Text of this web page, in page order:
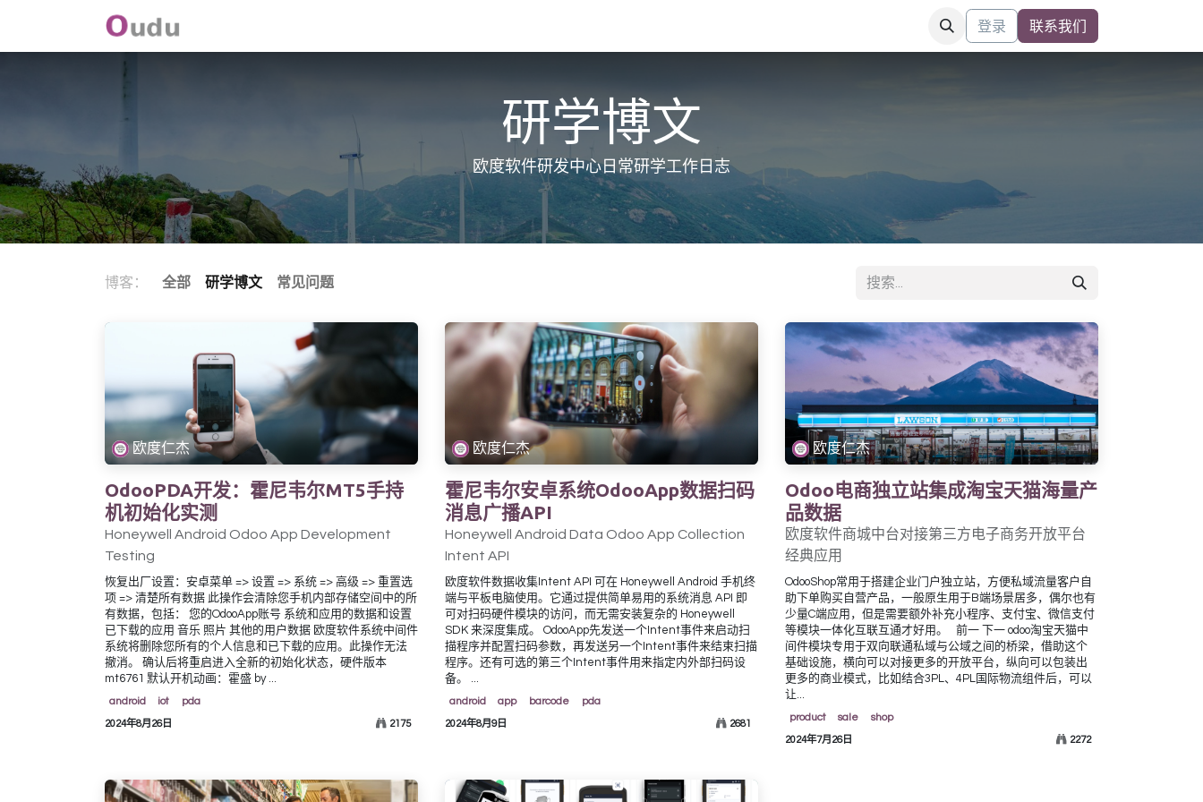
登录 联系我们
研学博文
欧度软件研发中心日常研学工作日志
博客： 全部 研学博文 常见问题
欧度仁杰
OdooPDA开发：霍尼韦尔MT5手持
机初始化实测
Honeywell Android Odoo App Development
Testing
恢复出厂设置：安卓菜单 => 设置 => 系统 => 高级 => 重置选
项 => 清楚所有数据 此操作会清除您手机内部存储空间中的所
有数据，包括： 您的OdooApp账号 系统和应用的数据和设置
已下载的应用 音乐 照片 其他的用户数据 欧度软件系统中间件
系统将删除您所有的个人信息和已下载的应用。此操作无法
撤消。 确认后将重启进入全新的初始化状态，硬件版本
mt6761 默认开机动画：霍盛 by ...
android iot pda
2024年8月26日 2175
欧度仁杰
霍尼韦尔安卓系统OdooApp数据扫码
消息广播API
Honeywell Android Data Odoo App Collection
Intent API
欧度软件数据收集Intent API 可在 Honeywell Android 手机终
端与平板电脑使用。它通过提供简单易用的系统消息 API 即
可对扫码硬件模块的访问，而无需安装复杂的 Honeywell
SDK 来深度集成。 OdooApp先发送一个Intent事件来启动扫
描程序并配置扫码参数，再发送另一个Intent事件来结束扫描
程序。还有可选的第三个Intent事件用来指定内外部扫码设
备。 ...
android app barcode pda
2024年8月9日 2681
欧度仁杰
Odoo电商独立站集成淘宝天猫海量产
品数据
欧度软件商城中台对接第三方电子商务开放平台
经典应用
OdooShop常用于搭建企业门户独立站，方便私域流量客户自
助下单购买自营产品，一般原生用于B端场景居多，偶尔也有
少量C端应用，但是需要额外补充小程序、支付宝、微信支付
等模块一体化互联互通才好用。 ​ ​ 前一 下一 odoo淘宝天猫中
间件模块专用于双向联通私域与公域之间的桥梁，借助这个
基础设施，横向可以对接更多的开放平台，纵向可以包装出
更多的商业模式，比如结合3PL、4PL国际物流组件后，可以
让...
product sale shop
2024年7月26日 2272